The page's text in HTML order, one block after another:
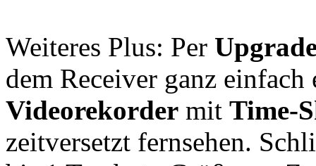
Weiteres Plus: Per
dem Receiver ganz
Videorekorder mit Time-
zeitversetzt fernsehen.